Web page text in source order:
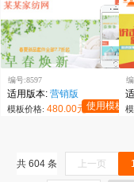
编号:8597
适用版本: 营销版
模板价格: 480.00元 使用模板
共 604 条 上一页